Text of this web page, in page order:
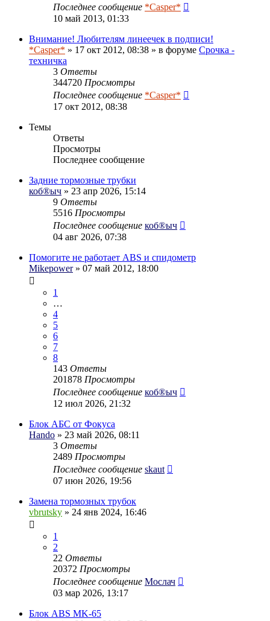
Последнее сообщение *Casper*
10 май 2013, 01:33
Внимание! Любителям линеечек в подписи!
*Casper* » 17 окт 2012, 08:38 » в форуме Срочка -
техничка
3 Ответы
344720 Просмотры
Последнее сообщение *Casper*
17 окт 2012, 08:38
Темы
Ответы
Просмотры
Последнее сообщение
Задние тормозные трубки
коб®ыч » 23 апр 2026, 15:14
9 Ответы
5516 Просмотры
Последнее сообщение коб®ыч
04 авг 2026, 07:38
Помогите не работает ABS и спидометр
Mikepower» 07 май 2012, 18:00
1
…
4
5
6
7
8
143 Ответы
201878 Просмотры
Последнее сообщение коб®ыч
12 июл 2026, 21:32
Блок АБС от Фокуса
Hando » 23 май 2026, 08:11
3 Ответы
2489 Просмотры
Последнее сообщение skaut
07 июн 2026, 19:56
Замена тормозных трубок
vbrutsky » 24 янв 2024, 16:46
1
2
22 Ответы
20372 Просмотры
Последнее сообщение Мослач
03 мар 2026, 13:17
Блок ABS MK-65